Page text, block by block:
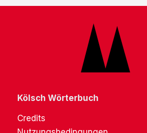
Kölsch Wörterbuch
Credits